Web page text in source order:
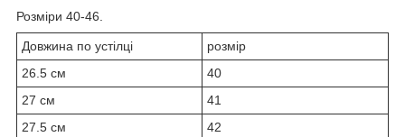
Розміри 40-46.
Довжина по устілці
розмір
26.5 см
40
27 см
41
27.5 см
42